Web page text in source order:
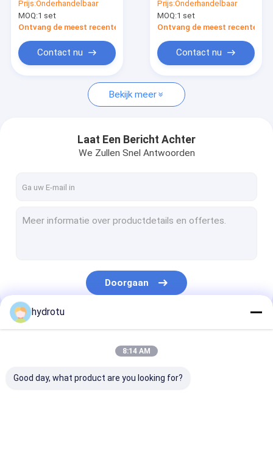
Nieuws
Gevallen
Pelton Hydro Turbine
Francis Hydro Turbine
Lamp hidromassage Turbine
Pelton Turbine Runner
Vlinderklep
Geflensde schuifafsluiter
een flens voorzien
Vleugelklep voor
Waterkrachtproject
Prijs:Onderhandelbaar
MOQ:1 set
Ontvang de meest recente Prijs
Contact nu
waterkrachtpost
Prijs:Onderhandelbaar
MOQ:1 set
Ontvang de meest recente
Contact nu
Bekijk meer
Laat Een Bericht Achter
We Zullen Snel Antwoorden
Doorgaan
Onze Categorieën
hydrotu
8:14 AM
Good day, what product are you looking for?